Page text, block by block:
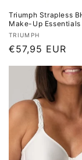
Triumph Strapless
Make-Up Essentials
Verkoper:
TRIUMPH
Normale
prijs
€57,95 EUR